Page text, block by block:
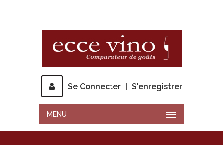
Se Connecter S'enregistrer
MENU